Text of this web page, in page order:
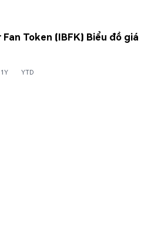
Token (IBFK) Biểu đồ giá
1Y YTD